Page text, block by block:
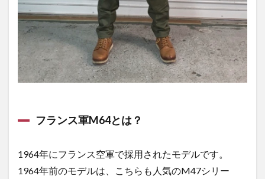
ンツ
特集
1.4
M６
ャケ
1.5
トア
ップ
コー
フランス軍M64とは？
1964年にフランス空軍で採用されたモデルです。
1964年前のモデルは、こちらも人気のM47シリー